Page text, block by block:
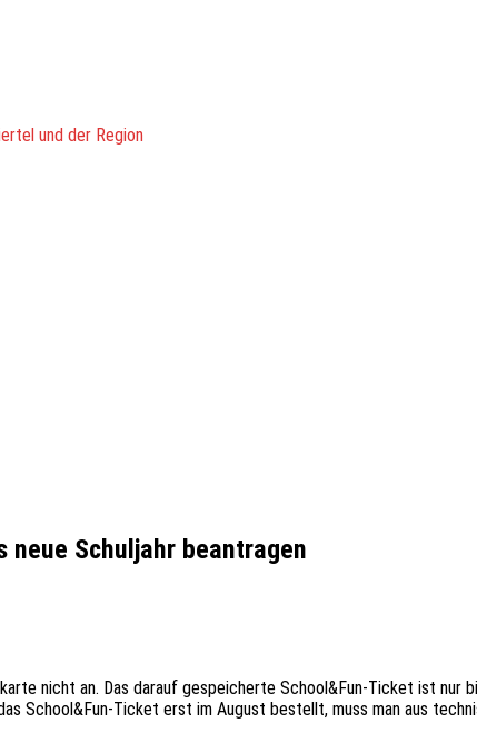
und der Region
Schuljahr beantragen
nicht an. Das darauf gespeicherte School&Fun-Ticket ist nur
School&Fun-Ticket erst im August bestellt, muss man aus